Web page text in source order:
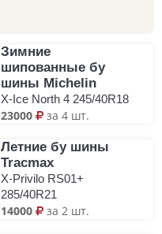
Зимние
шипованные бу
шины Michelin
X-Ice North 4 245/40R18
23000 за 4 шт.
Летние бу шины
Tracmax
X-Privilo RS01+
285/40R21
14000 за 2 шт.